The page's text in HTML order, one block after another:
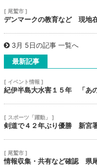
[ 尾鷲市 ]
デンマークの教育など 現地
3月 5日の記事 一覧へ
最新記事
[ イベント情報 ]
紀伊半島大水害１５年 「あ
[ スポーツ「躍動」 ]
剣道で４２年ぶり優勝 新宮
[ 尾鷲市 ]
情報収集・共有など確認 県